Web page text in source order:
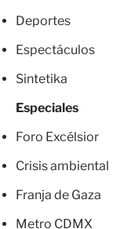
Deportes
Espectáculos
Sintetika
Especiales
Foro Excélsior
Crisis ambiental
Franja de Gaza
Metro CDMX